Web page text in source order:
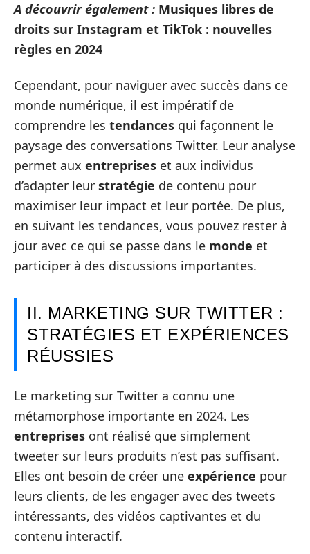
A découvrir également : Musiques libres de
droits sur Instagram et TikTok : nouvelles
règles en 2024
Cependant, pour naviguer avec succès dans ce
monde numérique, il est impératif de
comprendre les tendances qui façonnent le
paysage des conversations Twitter. Leur analyse
permet aux entreprises et aux individus
d’adapter leur stratégie de contenu pour
maximiser leur impact et leur portée. De plus,
en suivant les tendances, vous pouvez rester à
jour avec ce qui se passe dans le monde et
participer à des discussions importantes.
II. MARKETING SUR TWITTER :
STRATÉGIES ET EXPÉRIENCES
RÉUSSIES
Le marketing sur Twitter a connu une
métamorphose importante en 2024. Les
entreprises ont réalisé que simplement
tweeter sur leurs produits n’est pas suffisant.
Elles ont besoin de créer une expérience pour
leurs clients, de les engager avec des tweets
intéressants, des vidéos captivantes et du
contenu interactif.